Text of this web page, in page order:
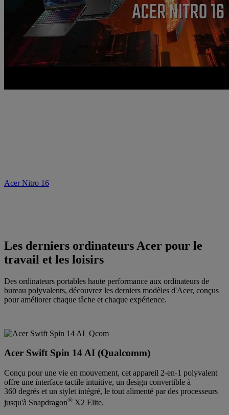
Acer Nitro 16
Les derniers ordinateurs Acer pour le
travail et les loisirs
Des ordinateurs portables haute performance aux ordinateurs de
bureau polyvalents, découvrez les derniers modèles d'Acer, conçus
pour améliorer chaque tâche et chaque expérience.
Acer Swift Spin 14 AI (Qualcomm)
Conçu pour une vie en mouvement, cet appareil 2-en-1 polyvalent
offre une interface tactile intuitive, un design convertible à
360 degrés et un stylet intégré, le tout alimenté par des processeurs
jusqu'à Snapdragon® X2 Elite.